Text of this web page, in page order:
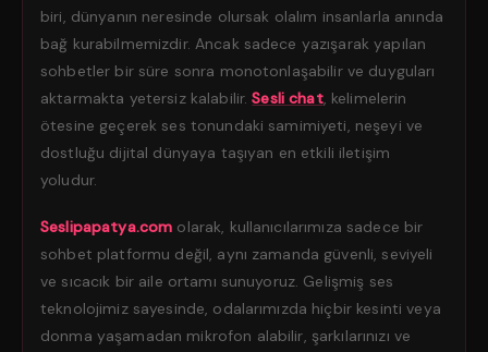
biri, dünyanın neresinde olursak olalım insanlarla anında
bağ kurabilmemizdir. Ancak sadece yazışarak yapılan
sohbetler bir süre sonra monotonlaşabilir ve duyguları
aktarmakta yetersiz kalabilir.Sesli chat, kelimelerin
ötesine geçerek ses tonundaki samimiyeti, neşeyi ve
dostluğu dijital dünyaya taşıyan en etkili iletişim
yoludur.
Seslipapatya.com olarak, kullanıcılarımıza sadece bir
sohbet platformu değil, aynı zamanda güvenli, seviyeli
ve sıcacık bir aile ortamı sunuyoruz. Gelişmiş ses
teknolojimiz sayesinde, odalarımızda hiçbir kesinti veya
donma yaşamadan mikrofon alabilir, şarkılarınızı ve